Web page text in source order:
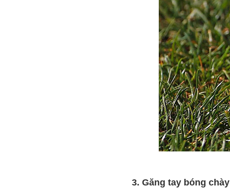
3. Găng tay bóng chày